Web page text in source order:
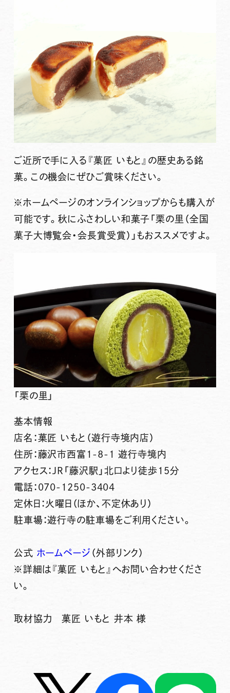
ご近所で手に入る『菓匠 いもと』の歴史ある銘
菓。この機会にぜひご賞味ください。
※ホームページのオンラインショップからも購入が
可能です。秋にふさわしい和菓子「栗の里（全国
菓子大博覧会・会長賞受賞）」もおススメですよ。
「栗の里」
基本情報
店名：菓匠 いもと（遊行寺境内店）
住所：藤沢市西富1-8-1 遊行寺境内
アクセス：JR「藤沢駅」北口より徒歩15分
電話：070-1250-3404
定休日：火曜日（ほか、不定休あり）
駐車場：遊行寺の駐車場をご利用ください。
公式 ホームページ （外部リンク）
※詳細は『菓匠 いもと』へお問い合わせくださ
い。
取材協力 菓匠 いもと 井本 様